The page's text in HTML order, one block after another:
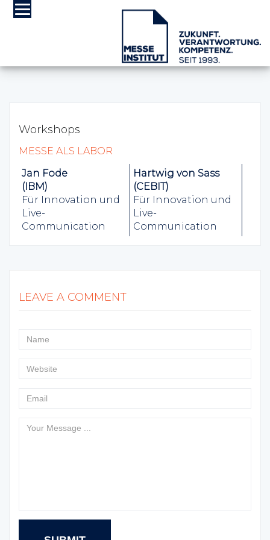
Workshops
MESSE ALS LABOR
Jan Fode
(IBM)
Für Innovation und
Live-
Communication
Hartwig von Sass
(CEBIT)
Für Innovation und
Live-
Communication
LEAVE A COMMENT